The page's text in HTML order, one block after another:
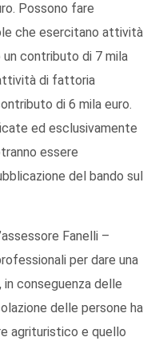
Possono fare
che esercitano attività
contributo di 7 mila
di fattoria
di 6 mila euro.
ed esclusivamente
essere
del bando sul
Fanelli –
per dare una
conseguenza delle
delle persone ha
agrituristico e quello